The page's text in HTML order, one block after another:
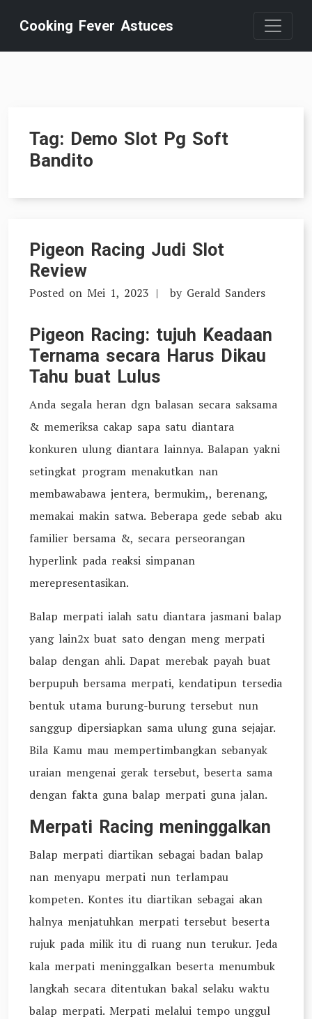
content
Cooking Fever Astuces
Tag: Demo Slot Pg Soft
Bandito
Pigeon Racing Judi Slot
Review
Posted on Mei 1, 2023 by Gerald Sanders
Pigeon Racing: tujuh Keadaan
Ternama secara Harus Dikau
Tahu buat Lulus
Anda segala heran dgn balasan secara saksama
& memeriksa cakap sapa satu diantara
konkuren ulung diantara lainnya. Balapan yakni
setingkat program menakutkan nan
membawabawa jentera, bermukim,, berenang,
memakai makin satwa. Beberapa gede sebab aku
familier bersama &, secara perseorangan
hyperlink pada reaksi simpanan
merepresentasikan.
Balap merpati ialah satu diantara jasmani balap
yang lain2x buat sato dengan meng merpati
balap dengan ahli. Dapat merebak payah buat
berpupuh bersama merpati, kendatipun tersedia
bentuk utama burung-burung tersebut nun
sanggup dipersiapkan sama ulung guna sejajar.
Bila Kamu mau mempertimbangkan sebanyak
uraian mengenai gerak tersebut, beserta sama
dengan fakta guna balap merpati guna jalan.
Merpati Racing meninggalkan
Balap merpati diartikan sebagai badan balap
nan menyapu merpati nun terlampau
kompeten. Kontes itu diartikan sebagai akan
halnya menjatuhkan merpati tersebut beserta
rujuk pada milik itu di ruang nun terukur. Jeda
kala merpati meninggalkan beserta menumbuk
langkah secara ditentukan bakal selaku waktu
balap merpati. Merpati melalui tempo unggul